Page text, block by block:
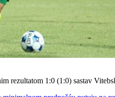
rezultatom 1:0 (1:0) sastav